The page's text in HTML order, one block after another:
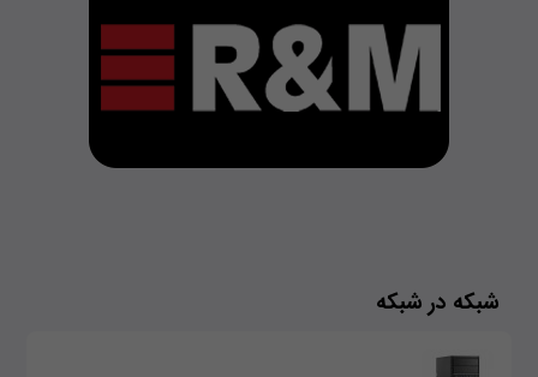
شبکه در شبکه